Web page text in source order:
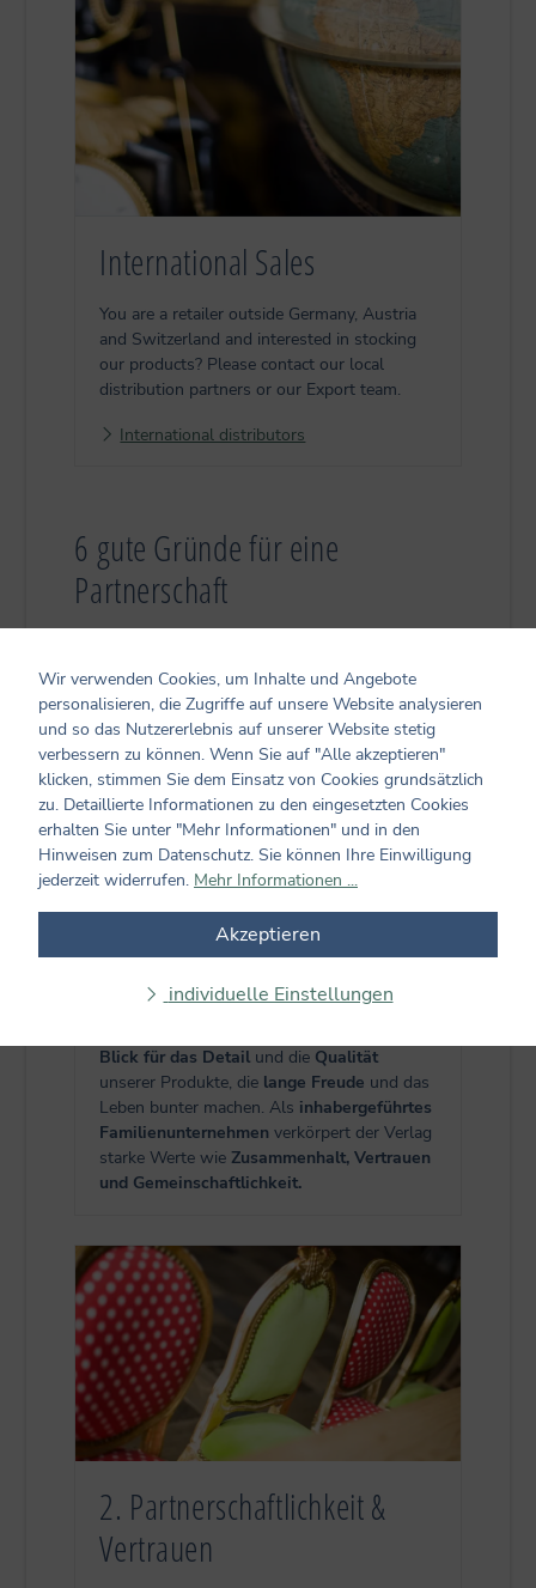
International Sales
You are a retailer outside Germany, Austria
and Switzerland and interested in stocking
our products? Please contact our local
distribution partners or our Export team.
International distributors
6 gute Gründe für eine
Partnerschaft
1. Unser guter Ruf
Der Coppenrath Verlag ist seit mehr als 40
Kinderliteratur und Geschenkideen.
Blick für das Detail und die Qualität
unserer Produkte, die lange Freude und das
Leben bunter machen. Als inhabergeführtes
Familienunternehmen verkörpert der Verlag
starke Werte wie Zusammenhalt, Vertrauen
und Gemeinschaftlichkeit.
2. Partnerschaftlichkeit &
Vertrauen
Wir verwenden Cookies, um Inhalte und Angebote
personalisieren, die Zugriffe auf unsere Website analysieren
und so das Nutzererlebnis auf unserer Website stetig
verbessern zu können. Wenn Sie auf "Alle akzeptieren"
klicken, stimmen Sie dem Einsatz von Cookies grundsätzlich
zu. Detaillierte Informationen zu den eingesetzten Cookies
erhalten Sie unter "Mehr Informationen" und in den
Hinweisen zum Datenschutz. Sie können Ihre Einwilligung
jederzeit widerrufen. Mehr Informationen ...
Akzeptieren
individuelle Einstellungen